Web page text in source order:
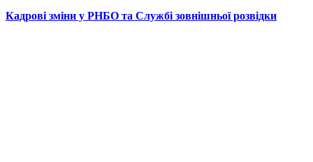
Кадрові зміни у РНБО та Службі зовнішньої розвідки